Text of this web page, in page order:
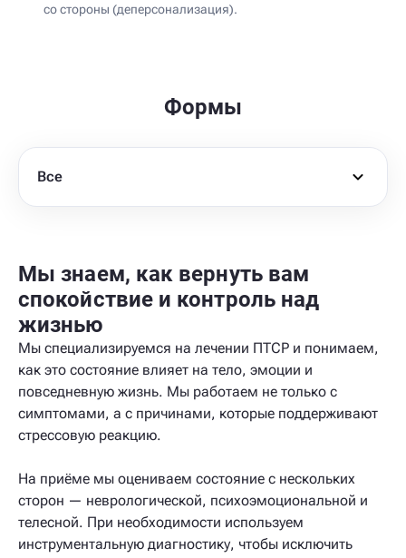
со стороны (деперсонализация).
Формы
Все
Мы знаем, как вернуть вам
спокойствие и контроль над
жизнью
Мы специализируемся на лечении ПТСР и понимаем,
как это состояние влияет на тело, эмоции и
повседневную жизнь. Мы работаем не только с
симптомами, а с причинами, которые поддерживают
стрессовую реакцию.
На приёме мы оцениваем состояние с нескольких
сторон — неврологической, психоэмоциональной и
телесной. При необходимости используем
инструментальную диагностику, чтобы исключить